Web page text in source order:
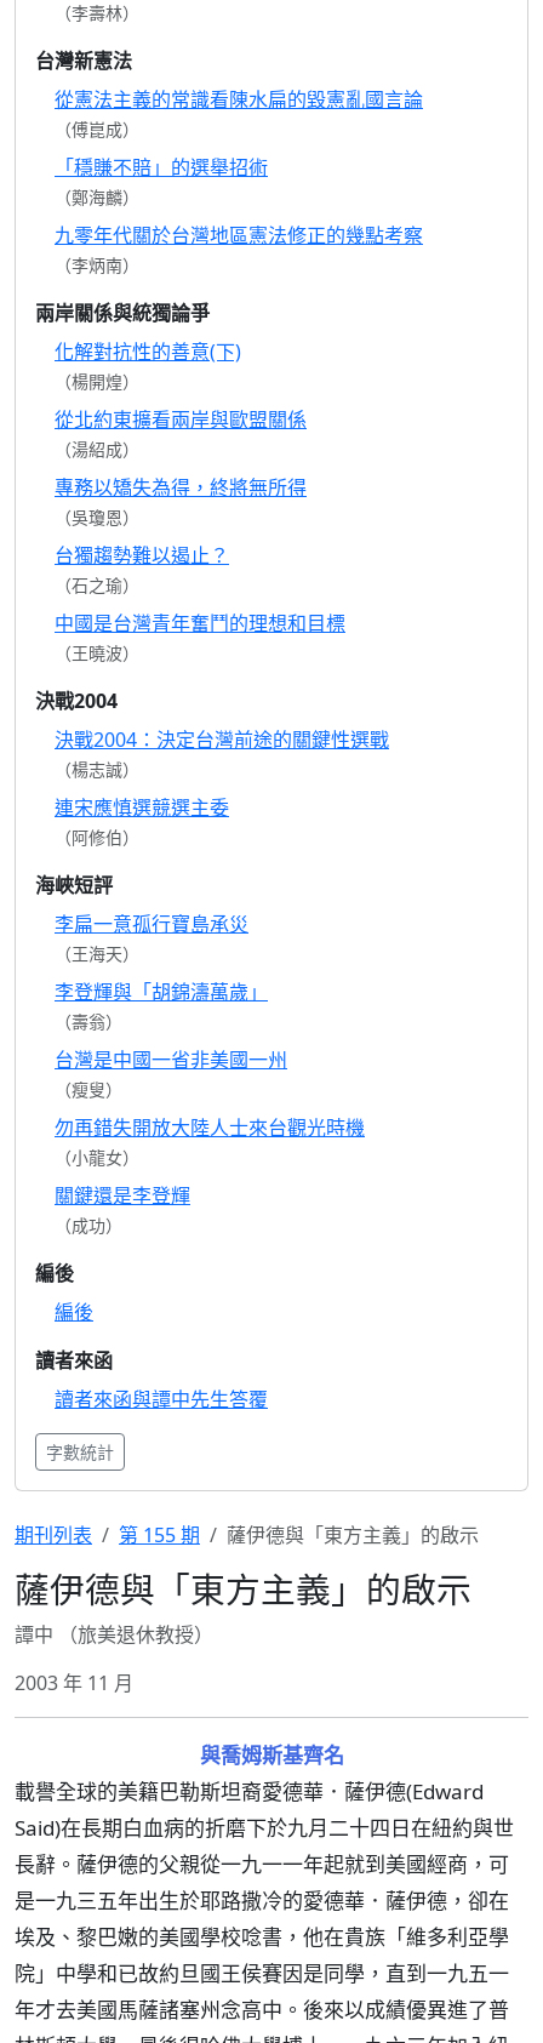
（李壽林）
台灣新憲法
從憲法主義的常識看陳水扁的毀憲亂國言論
（傅崑成）
「穩賺不賠」的選舉招術
（鄭海麟）
九零年代關於台灣地區憲法修正的幾點考察
（李炳南）
兩岸關係與統獨論爭
化解對抗性的善意(下)
（楊開煌）
從北約東擴看兩岸與歐盟關係
（湯紹成）
專務以矯失為得，終將無所得
（吳瓊恩）
台獨趨勢難以遏止？
（石之瑜）
中國是台灣青年奮鬥的理想和目標
（王曉波）
決戰2004
決戰2004：決定台灣前途的關鍵性選戰
（楊志誠）
連宋應慎選競選主委
（阿修伯）
海峽短評
李扁一意孤行寶島承災
（王海天）
李登輝與「胡錦濤萬歲」
（壽翁）
台灣是中國一省非美國一州
（瘦叟）
勿再錯失開放大陸人士來台觀光時機
（小龍女）
關鍵還是李登輝
（成功）
編後
編後
讀者來函
讀者來函與譚中先生答覆
字數統計
期刊列表 第 155 期 薩伊德與「東方主義」的啟示
薩伊德與「東方主義」的啟示
譚中 （旅美退休教授）
2003 年 11 月
與喬姆斯基齊名
載譽全球的美籍巴勒斯坦裔愛德華．薩伊德(Edward
Said)在長期白血病的折磨下於九月二十四日在紐約與世
長辭。薩伊德的父親從一九一一年起就到美國經商，可
是一九三五年出生於耶路撒冷的愛德華．薩伊德，卻在
埃及、黎巴嫩的美國學校唸書，他在貴族「維多利亞學
院」中學和已故約旦國王侯賽因是同學，直到一九五一
年才去美國馬薩諸塞州念高中。後來以成績優異進了普